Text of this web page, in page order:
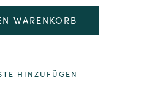
WARENKORB
HINZUFÜGEN